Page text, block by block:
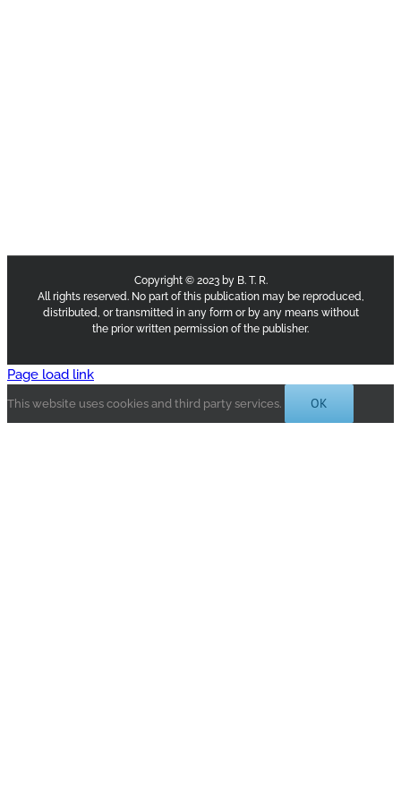
Copyright © 2023 by B. T. R.
All rights reserved. No part of this publication may be reproduced,
distributed, or transmitted in any form or by any means without
the prior written permission of the publisher.
Page load link
This website uses cookies and third party services. OK